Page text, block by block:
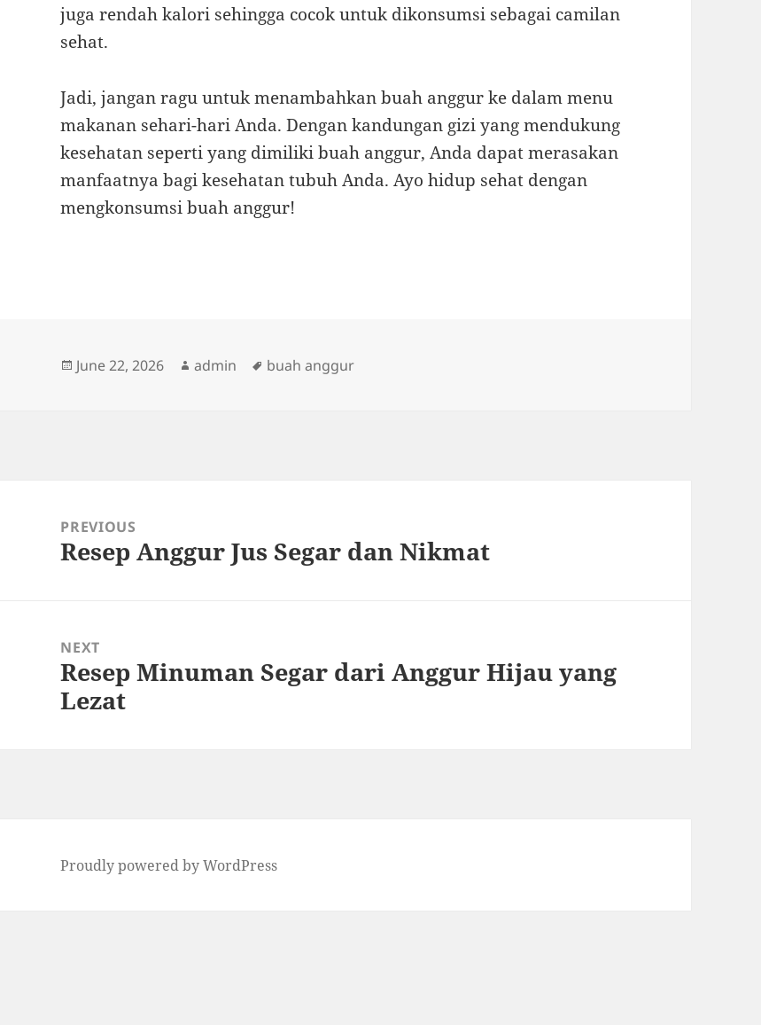
juga rendah kalori sehingga cocok untuk dikonsumsi sebagai camilan
sehat.
Jadi, jangan ragu untuk menambahkan buah anggur ke dalam menu
makanan sehari-hari Anda. Dengan kandungan gizi yang mendukung
kesehatan seperti yang dimiliki buah anggur, Anda dapat merasakan
manfaatnya bagi kesehatan tubuh Anda. Ayo hidup sehat dengan
mengkonsumsi buah anggur!
Posted
June 22, 2026 Author
admin Tags
buah anggur
navigationPREVIOUS
Previous
Resep Anggur Jus Segar dan Nikmat
NEXT
Next
post:
Resep Minuman Segar dari Anggur Hijau yang
Lezat
Proudly powered by WordPress